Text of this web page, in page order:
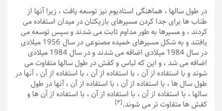
در طول سالها ، هماهنگی استادیوم نیز توسعه یافت ، زیرا آنها از
طناب ها برای جدا کردن مسیرهای بازیکنان در میدان استفاده می
کردند ، و مسیرها به طور مداوم ثابت می شدند و سپس توسعه می
یافتند و به شکل مسیرهای خمیده مصنوعی در سال 1956 میلادی
در سال 1984 میلادی اضافه می شدند و در سال 1984 میلادی
اضافه می شد ، و این که لباس و کفش در طول سالها متفاوت می
شوند و با استفاده از آن ، با استفاده از آن ، با استفاده از آن ، آنها در
طول سال ها ، با استفاده از آن ، با استفاده از آن ، آنها در طول
سالها ، با استفاده از آن ، با استفاده از آن ، با استفاده از آن ها و
کفش ها متفاوت تر می شوند.[٣]